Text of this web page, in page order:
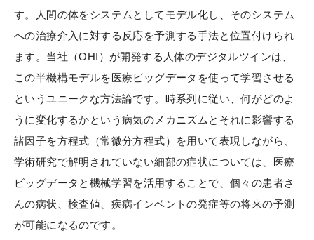
す。人間の体をシステムとしてモデル化し、そのシステム
への治療介入に対する反応を予測する手法と位置付けられ
ます。当社（OHI）が開発する人体のデジタルツインは、
この半機構モデルを医療ビッグデータを使って学習させる
というユニークな方法論です。時系列に従い、何がどのよ
うに変化するかという病気のメカニズムとそれに影響する
諸因子を方程式（常微分方程式）を用いて表現しながら、
学術研究で解明されていない細部の症状については、医療
ビッグデータと機械学習を活用することで、個々の患者さ
んの病状、検査値、疾病インベントの発症等の将来の予測
が可能になるのです。